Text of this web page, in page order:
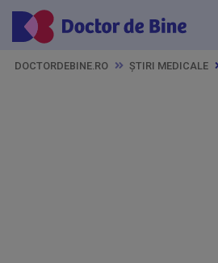
DOCTORDEBINE.RO ȘTIRI MEDICALE